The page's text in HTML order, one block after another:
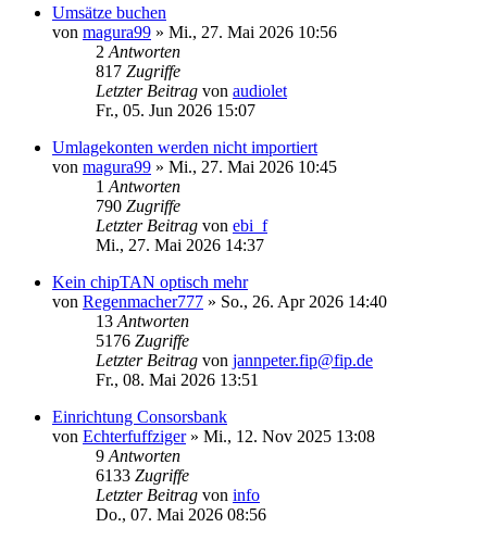
Umsätze buchen
von magura99 » Mi., 27. Mai 2026 10:56
2 Antworten
817 Zugriffe
Letzter Beitrag von audiolet
Fr., 05. Jun 2026 15:07
Umlagekonten werden nicht importiert
von magura99 » Mi., 27. Mai 2026 10:45
1 Antworten
790 Zugriffe
Letzter Beitrag von ebi_f
Mi., 27. Mai 2026 14:37
Kein chipTAN optisch mehr
von Regenmacher777 » So., 26. Apr 2026 14:40
13 Antworten
5176 Zugriffe
Letzter Beitrag von jannpeter.fip@fip.de
Fr., 08. Mai 2026 13:51
Einrichtung Consorsbank
von Echterfuffziger» Mi., 12. Nov 2025 13:08
9 Antworten
6133 Zugriffe
Letzter Beitrag von info
Do., 07. Mai 2026 08:56